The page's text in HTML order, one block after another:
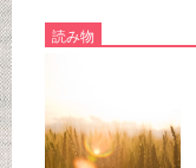
読み物